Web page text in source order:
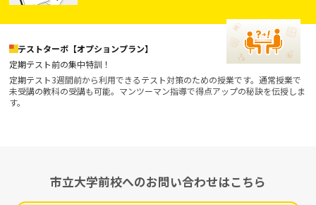
テストターボ【オプションプラン】
定期テスト前の集中特訓！
定期テスト3週間前から利用できるテスト対策のための授業です。通常授業で
未受講の教科の受講も可能。マンツーマン指導で得点アップの秘訣を伝授しま
す。
市立大学前校へのお問い合わせはこちら